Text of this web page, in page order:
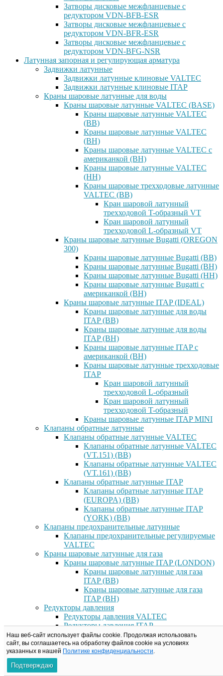
Затворы дисковые межфланцевые с
редуктором VDN-BFB-ESR
Затворы дисковые межфланцевые с
редуктором VDN-BFR-ESR
Затворы дисковые межфланцевые с
редуктором VDN-BFG-NSR
Латунная запорная и регулирующая арматура
Задвижки латунные
Задвижки латунные клиновые VALTEC
Задвижки латунные клиновые ITAP
Краны шаровые латунные для воды
Краны шаровые латунные VALTEC (BASE)
Краны шаровые латунные VALTEC
(ВВ)
Краны шаровые латунные VALTEC
(ВН)
Краны шаровые латунные VALTEC с
американкой (ВН)
Краны шаровые латунные VALTEC
(НН)
Краны шаровые трехходовые латунные
VALTEC (ВВ)
Кран шаровой латунный
трехходовой T-образный VT
Кран шаровой латунный
трехходовой L-образный VT
Краны шаровые латунные Bugatti (OREGON
300)
Краны шаровые латунные Bugatti (ВВ)
Краны шаровые латунные Bugatti (ВН)
Краны шаровые латунные Bugatti (НН)
Краны шаровые латунные Bugatti с
американкой (ВН)
Краны шаровые латунные ITAP (IDEAL)
Краны шаровые латунные для воды
ITAP (ВВ)
Краны шаровые латунные для воды
ITAP (ВН)
Краны шаровые латунные ITAP с
американкой (ВН)
Краны шаровые латунные трехходовые
ITAP
Кран шаровой латунный
трехходовой L-образный
Кран шаровой латунный
трехходовой T-образный
Краны шаровые латунные ITAP MINI
Клапаны обратные латунные
Клапаны обратные латунные VALTEC
Клапаны обратные латунные VALTEC
(VT.151) (ВВ)
Клапаны обратные латунные VALTEC
(VT.161) (ВВ)
Клапаны обратные латунные ITAP
Клапаны обратные латунные ITAP
(EUROPA) (ВВ)
Клапаны обратные латунные ITAP
(YORK) (ВВ)
Клапаны предохранительные латунные
Клапаны предохранительные регулируемые
VALTEC
Краны шаровые латунные для газа
Краны шаровые латунные ITAP (LONDON)
Краны шаровые латунные для газа
ITAP (ВВ)
Краны шаровые латунные для газа
ITAP (ВН)
Редукторы давления
Редукторы давления VALTEC
Редукторы давления ITAP
Редукторы давление RBM
Фильтры латунные
Фильтры латунные VALTEC
Наш веб-сайт использует файлы cookie. Продолжая использовать
сайт, вы соглашаетесь на обработку файлов сookie на условиях
указанных в нашей Политике конфиденциальности.
Подтверждаю